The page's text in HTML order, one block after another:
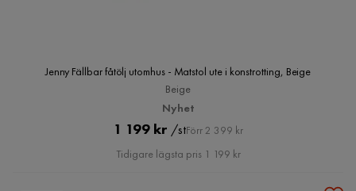
Jenny Fällbar fåtölj utomhus - Matstol ute i konstrotting, Beige
Beige
Nyhet
Pris
1 199 kr /st
Original
Pris
Förr 2 399 kr
Tidigare lägsta pris 1 199 kr